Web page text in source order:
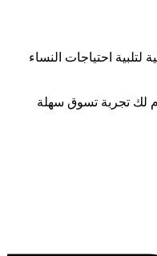
احتياجات النساء
لك تجربة تسوق سهلة